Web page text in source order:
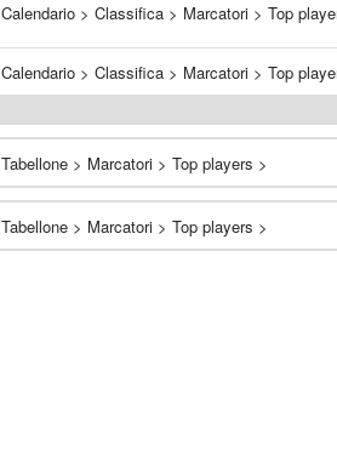
Calendario > Classifica > Marcatori > Top
Calendario > Classifica > Marcatori > Top
Tabellone > Marcatori > Top players >
Tabellone > Marcatori > Top players >